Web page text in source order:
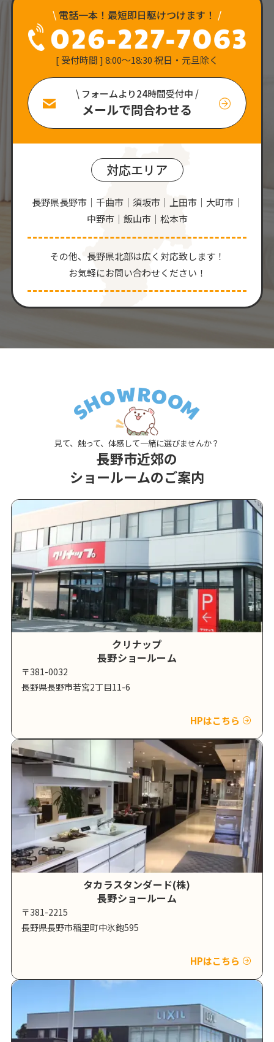
\ 電話一本！最短即日駆けつけます！ /
[ 受付時間 ] 8:00〜18:30 祝日・元旦除く
\ フォームより24時間受付中 /
メールで問合わせる
対応エリア
長野県長野市｜千曲市｜須坂市｜上田市｜大町市｜
中野市｜飯山市｜松本市
その他、⻑野県北部は広く対応致します！
お気軽にお問い合わせください！
見て、触って、体感して一緒に選びませんか？
長野市近郊の
ショールームのご案内
クリナップ
長野ショールーム
〒381-0032
長野県長野市若宮2丁目11-6
HPはこちら
タカラスタンダード(株)
長野ショールーム
〒381-2215
長野県長野市稲里町中氷鉋595
HPはこちら